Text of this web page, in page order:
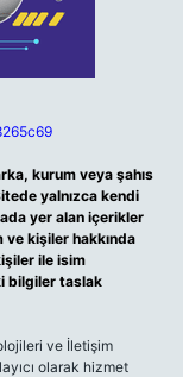
kurum veya şahıs
yalnızca kendi
yer alan içerikler
kişiler hakkında
ile isim
bilgiler taslak
ve İletişim
olarak hizmet